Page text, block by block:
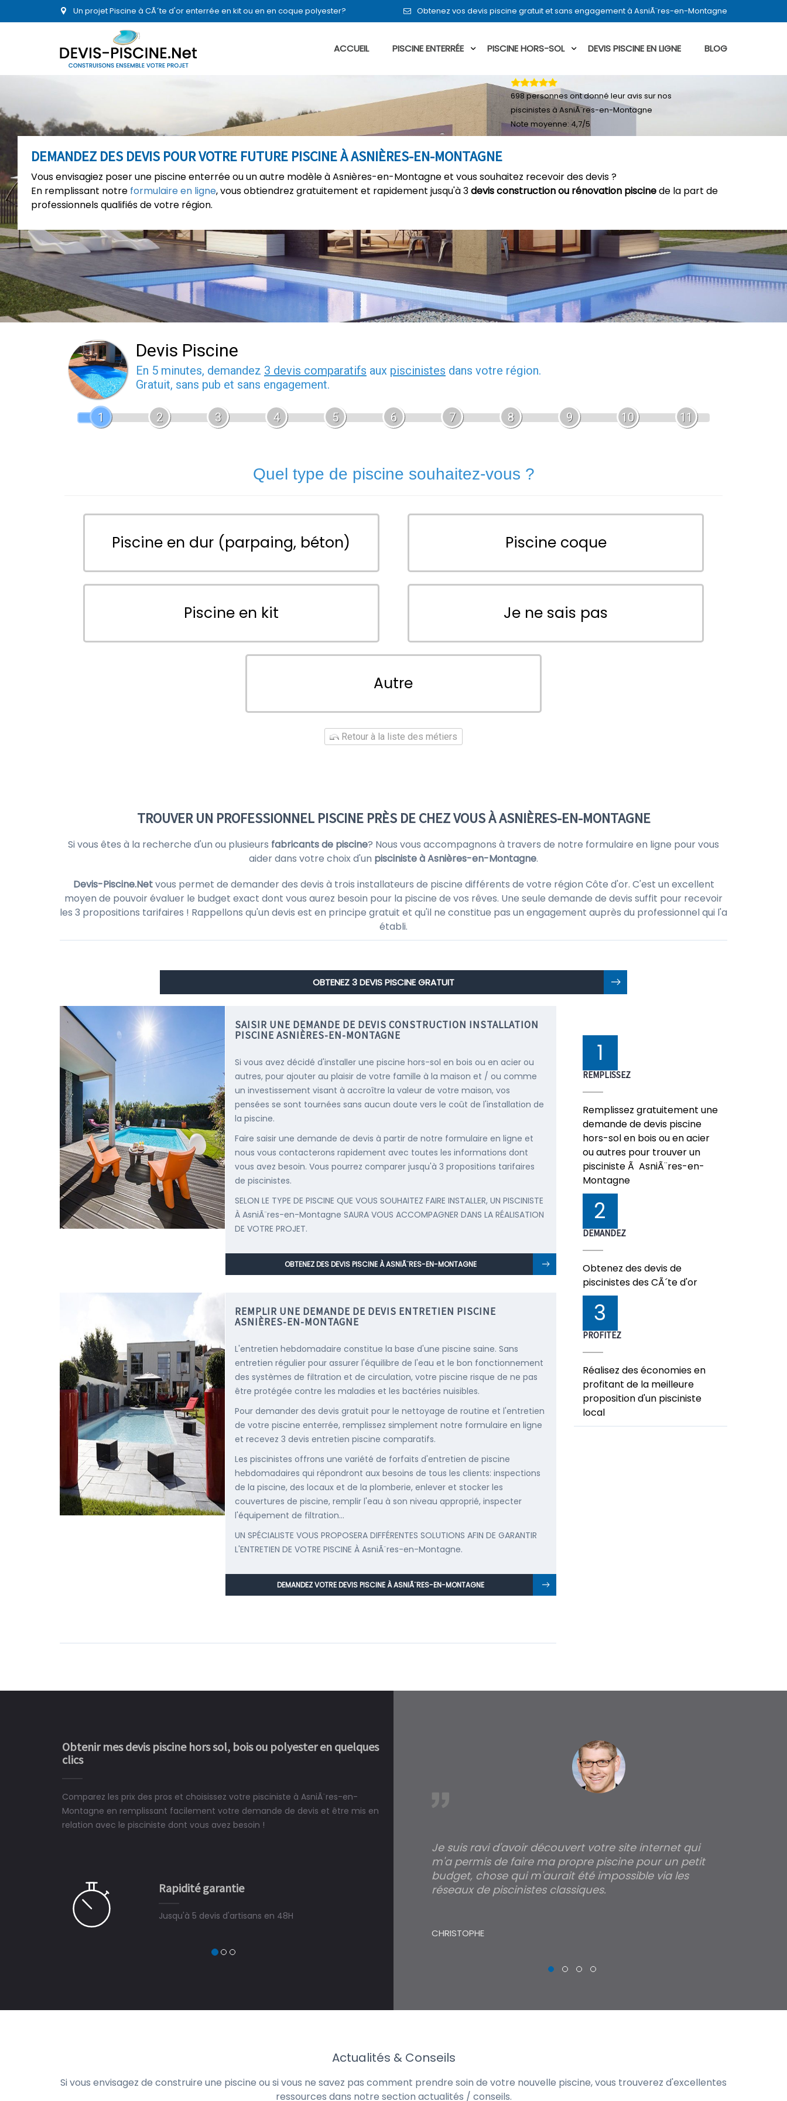
Un projet Piscine à CÃ´te d'or enterrée en kit ou en en coque polyester? Obtenez vos devis piscine gratuit et sans engagement à AsniÃ¨res-en-Montagne
ACCUEIL PISCINE ENTERRÉE PISCINE HORS-SOL DEVIS PISCINE EN LIGNE BLOG
DEMANDEZ DES DEVIS POUR VOTRE FUTURE PISCINE À ASNIÈRES-EN-MONTAGNE
Vous envisagiez poser une piscine enterrée ou un autre modèle à Asnières-en-Montagne et vous souhaitez recevoir des devis ?
En remplissant notre formulaire en ligne, vous obtiendrez gratuitement et rapidement jusqu'à 3devis construction ou rénovation piscinede la part de
professionnels qualifiés de votre région.
698personnes ont donné leuravis sur nos
piscinistes à AsniÃ¨res-en-Montagne
Note moyenne:4,7/5
Devis Piscine
En 5 minutes, demandez 3 devis comparatifs aux piscinistes dans votre région.
Gratuit, sans pub et sans engagement.
1 2 3 4 5 6 7 8 9 10 11
Quel type de piscine souhaitez-vous ?
Piscine en dur (parpaing, béton) Piscine coque
Piscine en kit Je ne sais pas
Autre
Retour à la liste des métiers
TROUVER UN PROFESSIONNEL PISCINE PRÈS DE CHEZ VOUS À ASNIÈRES-EN-MONTAGNE
Si vous êtes à la recherche d'un ou plusieurs fabricants de piscine? Nous vous accompagnons à travers de notre formulaire en ligne pour vous
aider dans votre choix d'un pisciniste à Asnières-en-Montagne.
Devis-Piscine.Netvous permet de demander des devis à trois installateurs de piscine différents de votre région Côte d'or. C'est un excellent
moyen de pouvoir évaluer le budget exact dont vous aurez besoin pour la piscine de vos rêves. Une seule demande de devis suffit pour recevoir
les 3 propositions tarifaires ! Rappellons qu'un devis est en principe gratuit et qu'il ne constitue pas un engagement auprès du professionnel qui l'a
établi.
OBTENEZ 3 DEVIS PISCINE GRATUIT
SAISIR UNE DEMANDE DE DEVIS CONSTRUCTION INSTALLATION
PISCINE ASNIÈRES-EN-MONTAGNE
Si vous avez décidé d'installer une piscine hors-sol en bois ou en acier ou
autres, pour ajouter au plaisir de votre famille à la maison et / ou comme
un investissement visant à accroître la valeur de votre maison, vos
pensées se sont tournées sans aucun doute vers le coût de l'installation de
la piscine.
Faire saisir une demande de devis à partir de notre formulaire en ligne et
nous vous contacterons rapidement avec toutes les informations dont
vous avez besoin. Vous pourrez comparer jusqu'à 3 propositions tarifaires
de piscinistes.
SELON LE TYPE DE PISCINE QUE VOUS SOUHAITEZ FAIRE INSTALLER, UN PISCINISTE
À AsniÃ¨res-en-Montagne SAURA VOUS ACCOMPAGNER DANS LA RÉALISATION
DE VOTRE PROJET.
OBTENEZ DES DEVIS PISCINE À ASNIÃ¨RES-EN-MONTAGNE
REMPLIR UNE DEMANDE DE DEVIS ENTRETIEN PISCINE
ASNIÈRES-EN-MONTAGNE
L'entretien hebdomadaire constitue la base d'une piscine saine. Sans
entretien régulier pour assurer l'équilibre de l'eau et le bon fonctionnement
des systèmes de filtration et de circulation, votre piscine risque de ne pas
être protégée contre les maladies et les bactéries nuisibles.
Pour demander des devis gratuit pour le nettoyage de routine et l'entretien
de votre piscine enterrée, remplissez simplement notre formulaire en ligne
et recevez 3 devis entretien piscine comparatifs.
Les piscinistes offrons une variété de forfaits d'entretien de piscine
hebdomadaires qui répondront aux besoins de tous les clients: inspections
de la piscine, des locaux et de la plomberie, enlever et stocker les
couvertures de piscine, remplir l'eau à son niveau approprié, inspecter
l'équipement de filtration...
UN SPÉCIALISTE VOUS PROPOSERA DIFFÉRENTES SOLUTIONS AFIN DE GARANTIR
L'ENTRETIEN DE VOTRE PISCINE À AsniÃ¨res-en-Montagne.
DEMANDEZ VOTRE DEVIS PISCINE À ASNIÃ¨RES-EN-MONTAGNE
1
REMPLISSEZ
Remplissez gratuitement une
demande de devis piscine
hors-sol en bois ou en acier
ou autres pour trouver un
pisciniste Ã AsniÃ¨res-en-
Montagne
2
DEMANDEZ
Obtenez des devis de
piscinistes des CÃ´te d'or
3
PROFITEZ
Réalisez des économies en
profitant de la meilleure
proposition d'un pisciniste
local
Obtenir mes devis piscine hors sol, bois ou polyester en quelques
clics
Comparez les prix des pros et choisissez votre pisciniste à AsniÃ¨res-en-
Montagne en remplissant facilement votre demande de devis et être mis en
relation avec le pisciniste dont vous avez besoin !
Rapidité garantie
Jusqu'à 5 devis d'artisans en 48H
ne peut plus s'en passer.
Le rêve devient enfin réalité, une piscine est bien
construit chez moi.
Je suis ravi d'avoir découvert votre site internet qui
m'a permis de faire ma propre piscine pour un petit
budget, chose qui m'aurait été impossible via les
réseaux de piscinistes classiques.
CHRISTOPHE
Actualités & Conseils
Si vous envisagez de construire une piscine ou si vous ne savez pas comment prendre soin de votre nouvelle piscine, vous trouverez d'excellentes
ressources dans notre section actualités / conseils.